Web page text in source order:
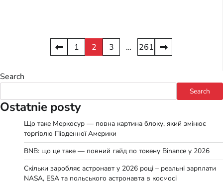
1 2 3 … 261
Search
Search
Ostatnie posty
Що таке Меркосур — повна картина блоку, який змінює
торгівлю Південної Америки
BNB: що це таке — повний гайд по токену Binance у 2026
Скільки заробляє астронавт у 2026 році – реальні зарплати
NASA, ESA та польського астронавта в космосі